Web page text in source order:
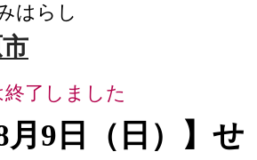
はらし
了しました
月9日（日）】せ